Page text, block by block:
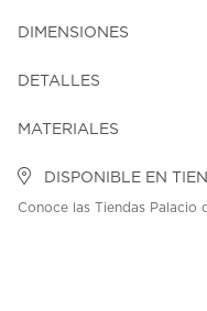
DIMENSIONES
DETALLES
MATERIALES
DISPONIBLE EN
Conoce las Tiendas Palacio